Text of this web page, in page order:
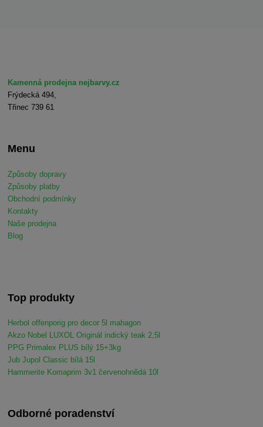
Kamenná prodejna nejbarvy.cz
Frýdecká 494,
Třinec 739 61
Menu
Způsoby dopravy
Způsoby platby
Obchodní podmínky
Kontakty
Naše prodejna
Blog
Top produkty
Herbol offenporig pro decor 5l mahagon
Akzo Nobel LUXOL Originál indický teak 2,5l
PPG Primalex PLUS bílý 15+3kg
Jub Jupol Classic bílá 15l
Hammerite Komaprim 3v1 červenohnědá 10l
Odborné poradenství